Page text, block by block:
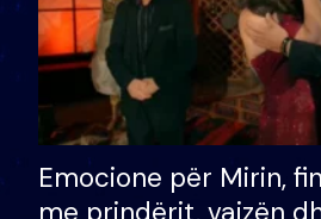
Emocione për Mirin,